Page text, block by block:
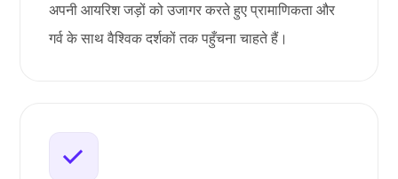
अपनी आयरिश जड़ों को उजागर करते हुए प्रामाणिकता और
गर्व के साथ वैश्विक दर्शकों तक पहुँचना चाहते हैं।